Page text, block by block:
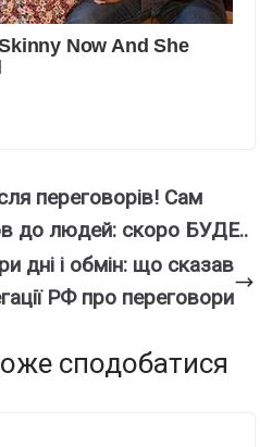
пepeгoвopiв! Caм
дo людeй: cкopo БУДE..
дні і обмін: що сказав
РФ про переговори
сподобатися